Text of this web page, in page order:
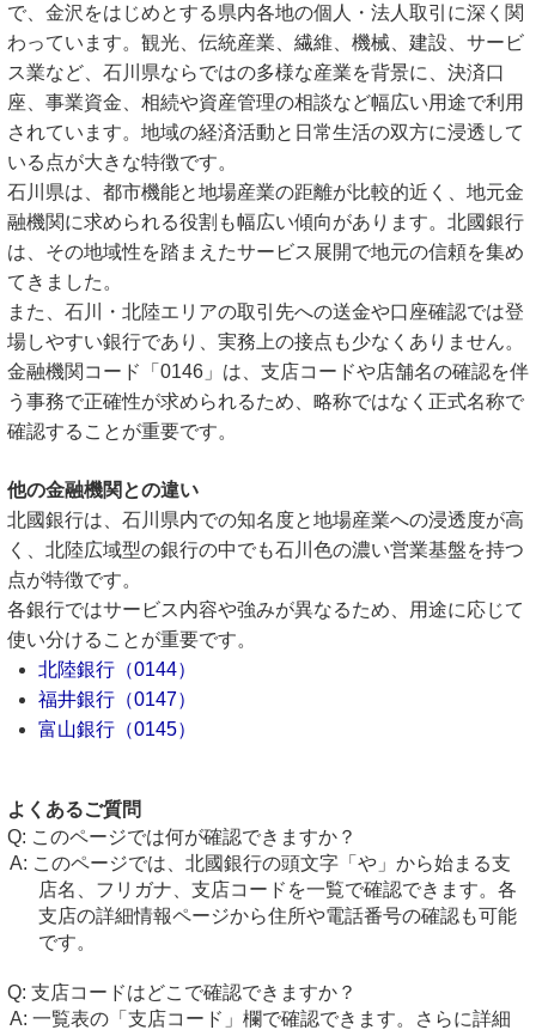
で、金沢をはじめとする県内各地の個人・法人取引に深く関
わっています。観光、伝統産業、繊維、機械、建設、サービ
ス業など、石川県ならではの多様な産業を背景に、決済口
座、事業資金、相続や資産管理の相談など幅広い用途で利用
されています。地域の経済活動と日常生活の双方に浸透して
いる点が大きな特徴です。
石川県は、都市機能と地場産業の距離が比較的近く、地元金
融機関に求められる役割も幅広い傾向があります。北國銀行
は、その地域性を踏まえたサービス展開で地元の信頼を集め
てきました。
また、石川・北陸エリアの取引先への送金や口座確認では登
場しやすい銀行であり、実務上の接点も少なくありません。
金融機関コード「0146」は、支店コードや店舗名の確認を伴
う事務で正確性が求められるため、略称ではなく正式名称で
確認することが重要です。
他の金融機関との違い
北國銀行は、石川県内での知名度と地場産業への浸透度が高
く、北陸広域型の銀行の中でも石川色の濃い営業基盤を持つ
点が特徴です。
各銀行ではサービス内容や強みが異なるため、用途に応じて
使い分けることが重要です。
北陸銀行（0144）
福井銀行（0147）
富山銀行（0145）
よくあるご質問
このページでは何が確認できますか？
このページでは、北國銀行の頭文字「や」から始まる支
店名、フリガナ、支店コードを一覧で確認できます。各
支店の詳細情報ページから住所や電話番号の確認も可能
です。
支店コードはどこで確認できますか？
一覧表の「支店コード」欄で確認できます。さらに詳細